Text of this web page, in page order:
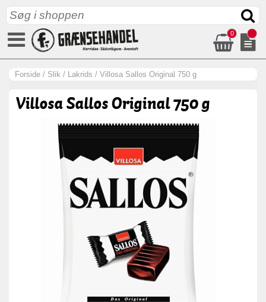
0
Forside / Slik / Lakrids / Villosa Sallos Original 750 g
Villosa Sallos Original 750 g